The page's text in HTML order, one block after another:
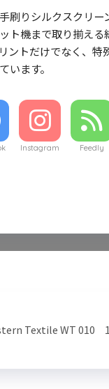
刷りシルクスクリー
ト機まで取り揃える
ントだけでなく、特
います。
Instagram Feedly
Textile WT 010